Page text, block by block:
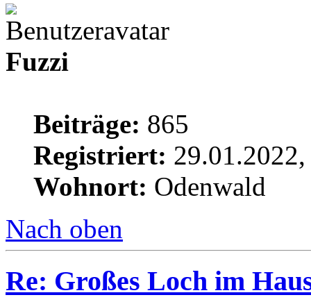
Fuzzi
Beiträge: 865
Registriert:
Wohnort: Odenwald
Nach oben
Re: Großes Loch im